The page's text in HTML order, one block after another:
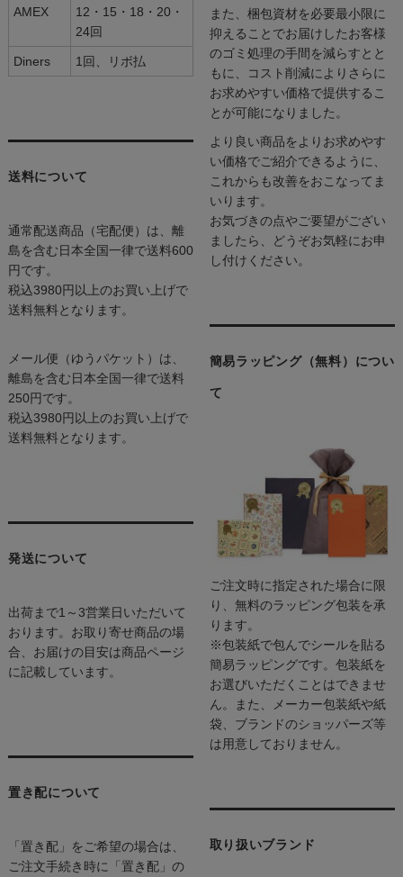
AMEX
12・15・18・20・
24回
Diners 1回、リボ払
送料について
通常配送商品（宅配便）は、離
島を含む日本全国一律で送料600
円です。
税込3980円以上のお買い上げで
送料無料となります。
メール便（ゆうパケット）は、
離島を含む日本全国一律で送料
250円です。
税込3980円以上のお買い上げで
送料無料となります。
発送について
出荷まで1～3営業日いただいて
おります。お取り寄せ商品の場
合、お届けの目安は商品ページ
に記載しています。
置き配について
「置き配」をご希望の場合は、
ご注文手続き時に「置き配」の
また、梱包資材を必要最小限に
抑えることでお届けしたお客様
のゴミ処理の手間を減らすとと
もに、コスト削減によりさらに
お求めやすい価格で提供するこ
とが可能になりました。
より良い商品をよりお求めやす
い価格でご紹介できるように、
これからも改善をおこなってま
いります。
お気づきの点やご要望がござい
ましたら、どうぞお気軽にお申
し付けください。
簡易ラッピング（無料）につい
て
ご注文時に指定された場合に限
り、無料のラッピング包装を承
ります。
※包装紙で包んでシールを貼る
簡易ラッピングです。包装紙を
お選びいただくことはできませ
ん。また、メーカー包装紙や紙
袋、ブランドのショッパーズ等
は用意しておりません。
取り扱いブランド